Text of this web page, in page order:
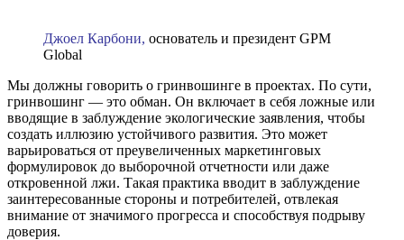
Джоел Карбони, основатель и президент GPM
Global
Мы должны говорить о гринвошинге в проектах. По сути,
гринвошинг — это обман. Он включает в себя ложные или
вводящие в заблуждение экологические заявления, чтобы
создать иллюзию устойчивого развития. Это может
варьироваться от преувеличенных маркетинговых
формулировок до выборочной отчетности или даже
откровенной лжи. Такая практика вводит в заблуждение
заинтересованные стороны и потребителей, отвлекая
внимание от значимого прогресса и способствуя подрыву
доверия.